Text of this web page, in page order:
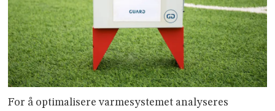
For å optimalisere varmesystemet analyseres